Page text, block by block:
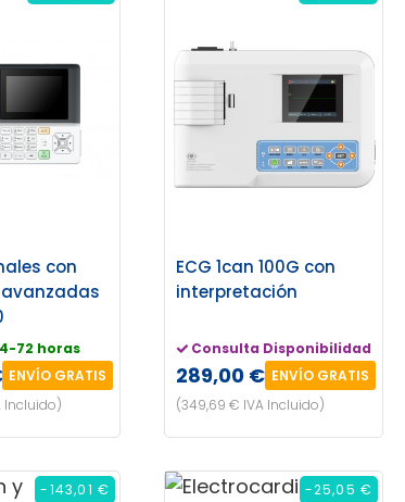
con
72 horas
ENVÍO GRATIS
Incluido)
ECG 1can 100G con
interpretación
Consulta Disponibilidad
289,00 € ENVÍO GRATIS
(349,69 € IVA Incluido)
-143,01 € -25,05 €